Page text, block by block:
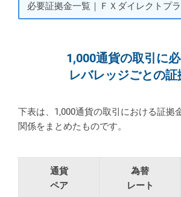
必要証拠金一覧｜ＦＸダイレクトプ
1,000通貨の取引に
レバレッジごとの証
下表は、1,000通貨の取引における証拠
関係をまとめたものです。
通貨
ペア
為替
レート